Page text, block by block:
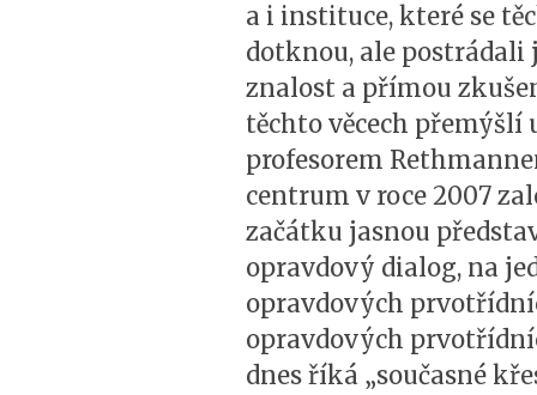
a i instituce, které se
dotknou, ale
znalost a přímou
těchto věcech přemýšlí
profesorem
centrum v roce 2007
začátku jasnou
opravdový dialog, na
opravdových
opravdových
dnes říká „současné